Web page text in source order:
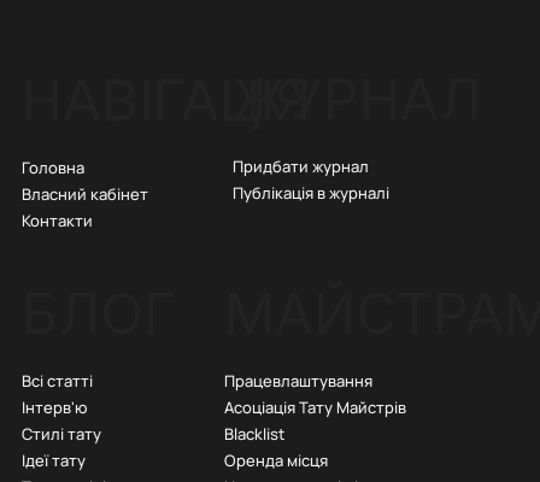
Головна
Власний кабінет
Контакти
Придбати журнал
Публікація в журналі
Всі статті
Інтерв'ю
Стилі тату
Ідеї тату
Працевлаштування
Асоціація Тату Майстрів
Blacklist
Оренда місця